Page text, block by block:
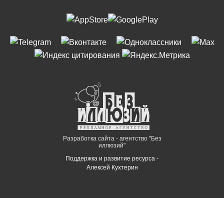
Разработка сайта - агентство "Без
иллюзий"
Поддержка и развитие ресурса -
Алексей Кухтерин